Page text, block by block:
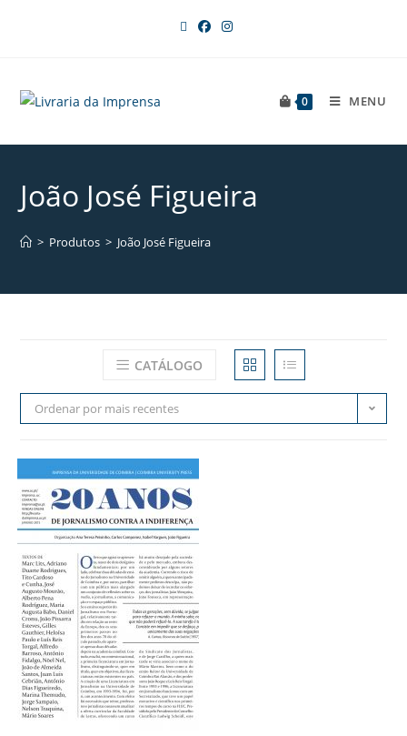
0 MENU
João José Figueira
> Produtos > João José Figueira
CATÁLOGO
Ordenar por mais recentes